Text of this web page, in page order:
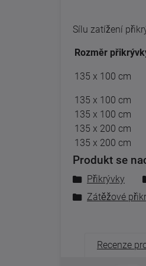
Sílu zatížení
Rozměr
135 x 100 cm
135 x 100 cm
135 x 100 cm
135 x 200 cm
135 x 200 cm
Produkt se
Přikrývky
Zátěžové
Recenze